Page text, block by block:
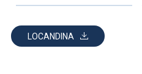
LOCANDINA